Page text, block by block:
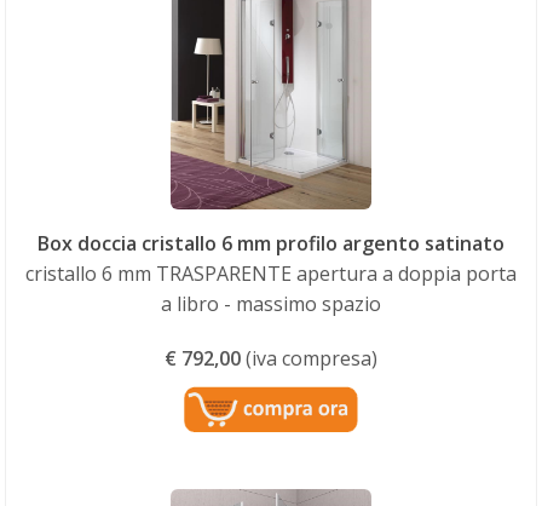
Box doccia cristallo 6 mm profilo argento satinato
cristallo 6 mm TRASPARENTE apertura a doppia porta
a libro - massimo spazio
€ 792,00(iva compresa)